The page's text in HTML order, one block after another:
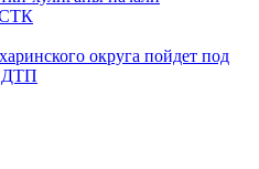
округа пойдет под
ДТП